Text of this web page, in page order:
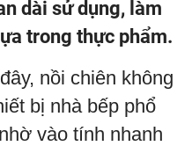
dài sử dụng, làm
trong thực phẩm.
nồi chiên không
bị nhà bếp phổ
vào tính nhanh